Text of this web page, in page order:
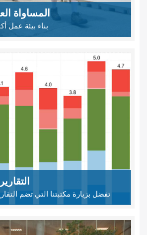
المساواة
بناء بيئة عمل
تفضل بزيارة مكتبتنا التي تضم